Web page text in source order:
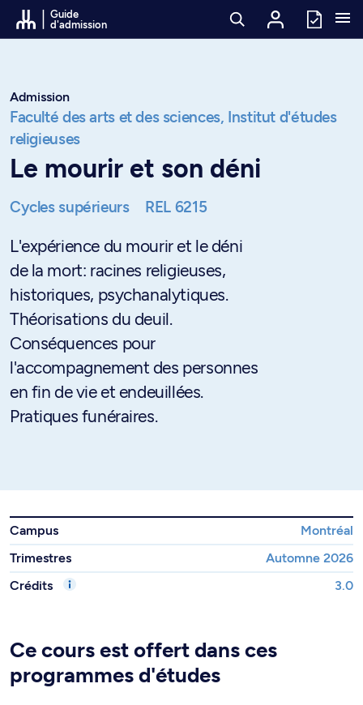
Passer au contenu
Guide
d'admission
Admission
Faculté des arts et des sciences, Institut d'études
religieuses
Le mourir et son déni
Cycles supérieurs REL 6215
L'expérience du mourir et le déni
de la mort: racines religieuses,
historiques, psychanalytiques.
Théorisations du deuil.
Conséquences pour
l'accompagnement des personnes
en fin de vie et endeuillées.
Pratiques funéraires.
Campus
Montréal
Trimestres
Automne 2026
Crédits
3.0
Ce cours est offert dans ces
programmes d'études